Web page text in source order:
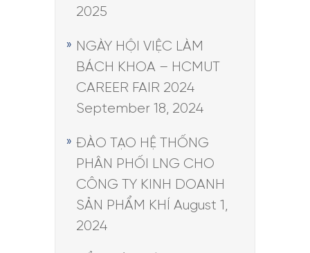
2025
NGÀY HỘI VIỆC LÀM
BÁCH KHOA – HCMUT
CAREER FAIR 2024
September 18, 2024
ĐÀO TẠO HỆ THỐNG
PHÂN PHỐI LNG CHO
CÔNG TY KINH DOANH
SẢN PHẨM KHÍ
August 1,
2024